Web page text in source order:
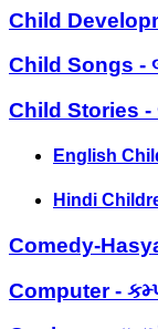
Child
Child Songs -
Child Stories -
English
Hindi
Comedy-
Computer -